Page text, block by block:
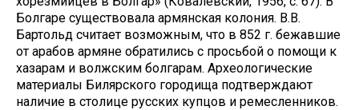
Болгаре существовала армянская колония. В.В.
Бартольд считает возможным, что в 852 г. бежавшие
от арабов армяне обратились с просьбой о помощи к
хазарам и волжским болгарам. Археологические
материалы Билярского городища подтверждают
наличие в столице русских купцов и ремесленников.